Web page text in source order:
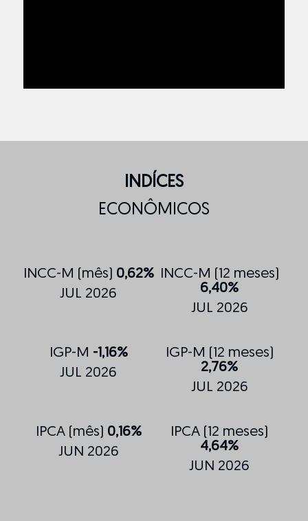
INDÍCES
ECONÔMICOS
INCC-M (mês) 0,62%
JUL 2026
INCC-M (12 meses)
6,40%
JUL 2026
IGP-M -1,16%
JUL 2026
IGP-M (12 meses)
2,76%
JUL 2026
IPCA (mês) 0,16%
JUN 2026
IPCA (12 meses)
4,64%
JUN 2026